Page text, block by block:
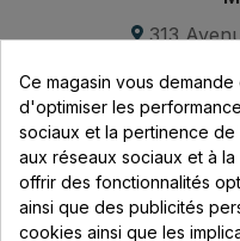
313
Ce magasin vous
d'optimiser les
sociaux et la pertinence
aux réseaux sociaux et à
offrir des fonctionnalités
ainsi que des publicités
cookies ainsi que les